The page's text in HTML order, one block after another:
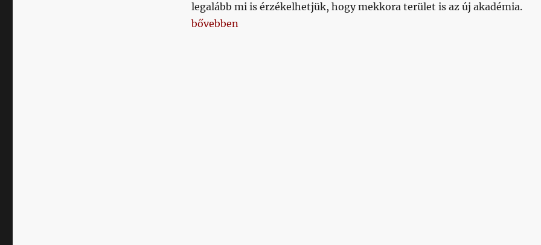
legalább mi is érzékelhetjük, hogy mekkora terület is az új akadémia.
„Hopszi, az OSM már ismeri a DPUNC-ot”
bővebben